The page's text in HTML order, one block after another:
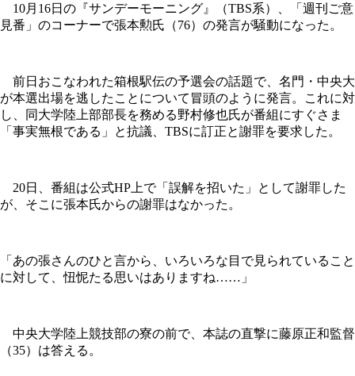
10月16日の『サンデーモーニング』（TBS系）、「週刊ご意
見番」のコーナーで張本勲氏（76）の発言が騒動になった。
前日おこなわれた箱根駅伝の予選会の話題で、名門・中央大
が本選出場を逃したことについて冒頭のように発言。これに対
し、同大学陸上部部長を務める野村修也氏が番組にすぐさま
「事実無根である」と抗議、TBSに訂正と謝罪を要求した。
20日、番組は公式HP上で「誤解を招いた」として謝罪した
が、そこに張本氏からの謝罪はなかった。
「あの張さんのひと言から、いろいろな目で見られていること
に対して、忸怩たる思いはありますね……」
中央大学陸上競技部の寮の前で、本誌の直撃に藤原正和監督
（35）は答える。